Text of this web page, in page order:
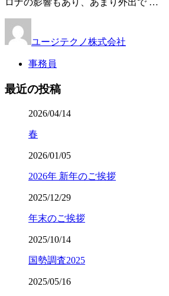
ロナの影響もあり、あまり外出で …
ユージテクノ株式会社
事務員
最近の投稿
2026/04/14
春
2026/01/05
2026年 新年のご挨拶
2025/12/29
年末のご挨拶
2025/10/14
国勢調査2025
2025/05/16